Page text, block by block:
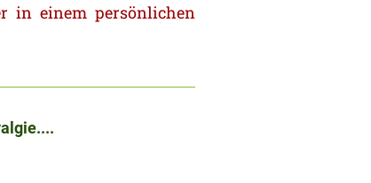
in einem persönlichen